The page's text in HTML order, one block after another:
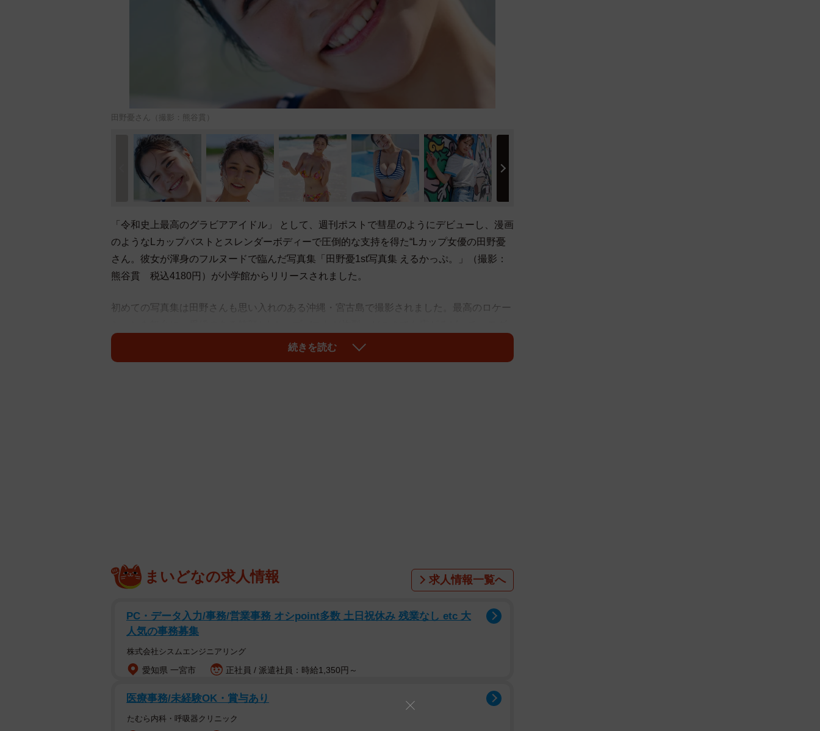
田野憂さん（撮影：熊谷貫）
「令和史上最高のグラビアアイドル」 として、週刊ポストで彗星のようにデビューし、漫画
のようなLカップバストとスレンダーボディーで圧倒的な支持を得た“Lカップ女優の田野憂
さん。彼女が渾身のフルヌードで臨んだ写真集「田野憂1st写真集 えるかっぷ。」（撮影：
熊谷貫 税込4180円）が小学館からリリースされました。
初めての写真集は田野さんも思い入れのある沖縄・宮古島で撮影されました。最高のロケー
ンな設えのヴィラとプール、リゾートホテルのベッド。屋内外を問わず一糸まとわぬ姿をさ
らけ出した「えるかっぷ。」は、1st写真集にして最大露出の傑作です。
【田野憂さんプロフィル】
たの・ゆう 2003年12月24日生まれ、神奈川県出身。身長158cm、B110W55H89。好きな
続きを読む
まいどなの求人情報 求人情報一覧へ
PC・データ入力/事務/営業事務 オシpoint多数 土日祝休み 残業なし etc 大
人気の事務募集
株式会社シスムエンジニアリング
愛知県 一宮市 正社員 / 派遣社員：時給1,350円～
医療事務/未経験OK・賞与あり
たむら内科・呼吸器クリニック